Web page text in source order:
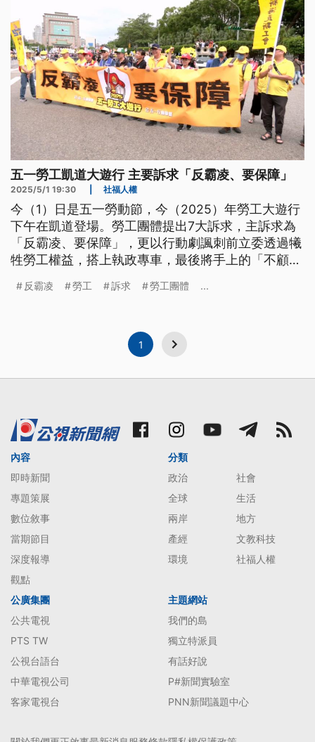
五一勞工凱道大遊行 主要訴求「反霸凌、要保障」
2025/5/1 19:30 社福人權
今（1）日是五一勞動節，今（2025）年勞工大遊行
下午在凱道登場。勞工團體提出7大訴求，主訴求為
「反霸凌、要保障」，更以行動劇諷刺前立委透過犧
牲勞工權益，搭上執政專車，最後將手上的「不顧勞
長卓榮泰則向廣大勞工夥伴致上最高敬意。
反霸凌 勞工 訴求 勞工團體 ...
1
內容
即時新聞
專題策展
數位敘事
當期節目
深度報導
觀點
分類
政治
社會
全球
生活
兩岸
地方
產經
文教科技
環境
社福人權
公廣集團
公共電視
PTS TW
公視台語台
中華電視公司
客家電視台
主題網站
我們的島
獨立特派員
有話好說
P#新聞實驗室
PNN新聞議題中心